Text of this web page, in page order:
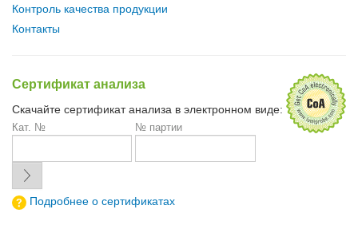
Контроль качества продукции
Контакты
Сертификат анализа
Скачайте сертификат анализа в электронном виде:
Кат. № № партии
Подробнее о сертификатах